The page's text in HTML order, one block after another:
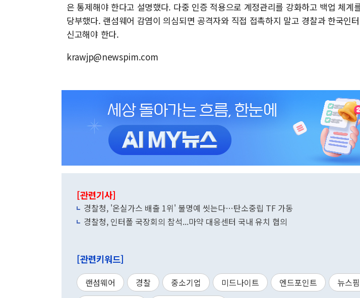
은 통제해야 한다고 설명했다. 다중 인증 적용으로 계정관리를 강화하고 백업 체계
당부했다. 랜섬웨어 감염이 의심되면 공격자와 직접 접촉하지 말고 경찰과 한국인
신고해야 한다.
krawjp@newspim.com
[관련기사]
경찰청, '온실가스 배출 1위' 불명예 씻는다…탄소중립 TF 가동
경찰청, 인터폴 국장회의 참석...마약 대응센터 국내 유치 협의
[관련키워드]
랜섬웨어 경찰 중소기업 미드나이트 엔드포인트
뉴스핌